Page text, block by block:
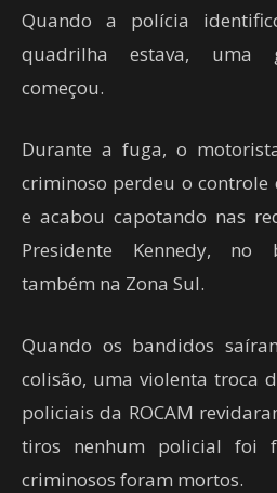
Quando a polícia
quadrilha estava, uma
começou.
Durante a fuga, o
criminoso perdeu o controle
e acabou capotando nas
Presidente Kennedy, no
também na Zona Sul.
Quando os bandidos
colisão, uma violenta troca
policiais da ROCAM
tiros nenhum policial foi
criminosos foram mortos.